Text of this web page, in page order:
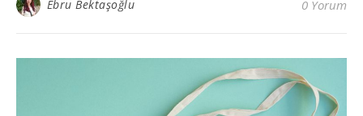
Ebru Bektaşoğlu 0 Yorum